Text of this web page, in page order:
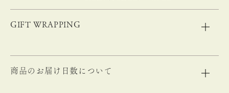
GIFT WRAPPING
商品のお届け日数について